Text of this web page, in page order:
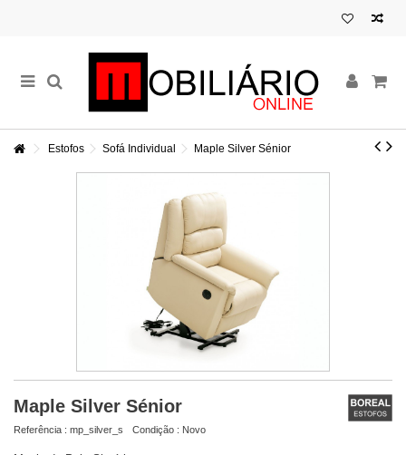
Estofos Sofá Individual Maple Silver Sénior
Maple Silver Sénior
Referência : mp_silver_s Condição : Novo